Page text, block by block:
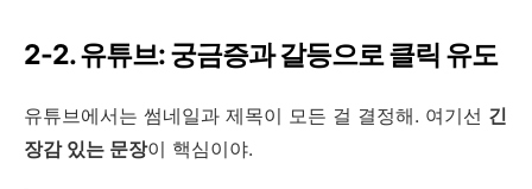
2-2. 유튜브: 궁금증과 갈등으로 클릭 유도
유튜브에서는 썸네일과 제목이 모든 걸 결정해. 여기선 긴
장감 있는 문장이 핵심이야.